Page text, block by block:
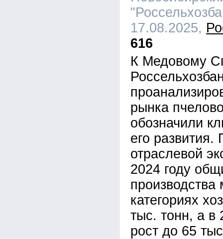
17.08.2025,
616
К Медовому
рынка
обозначили
его
отраслевой
2024 году
производства
категориях
тыс. тонн, а в
рост до 65